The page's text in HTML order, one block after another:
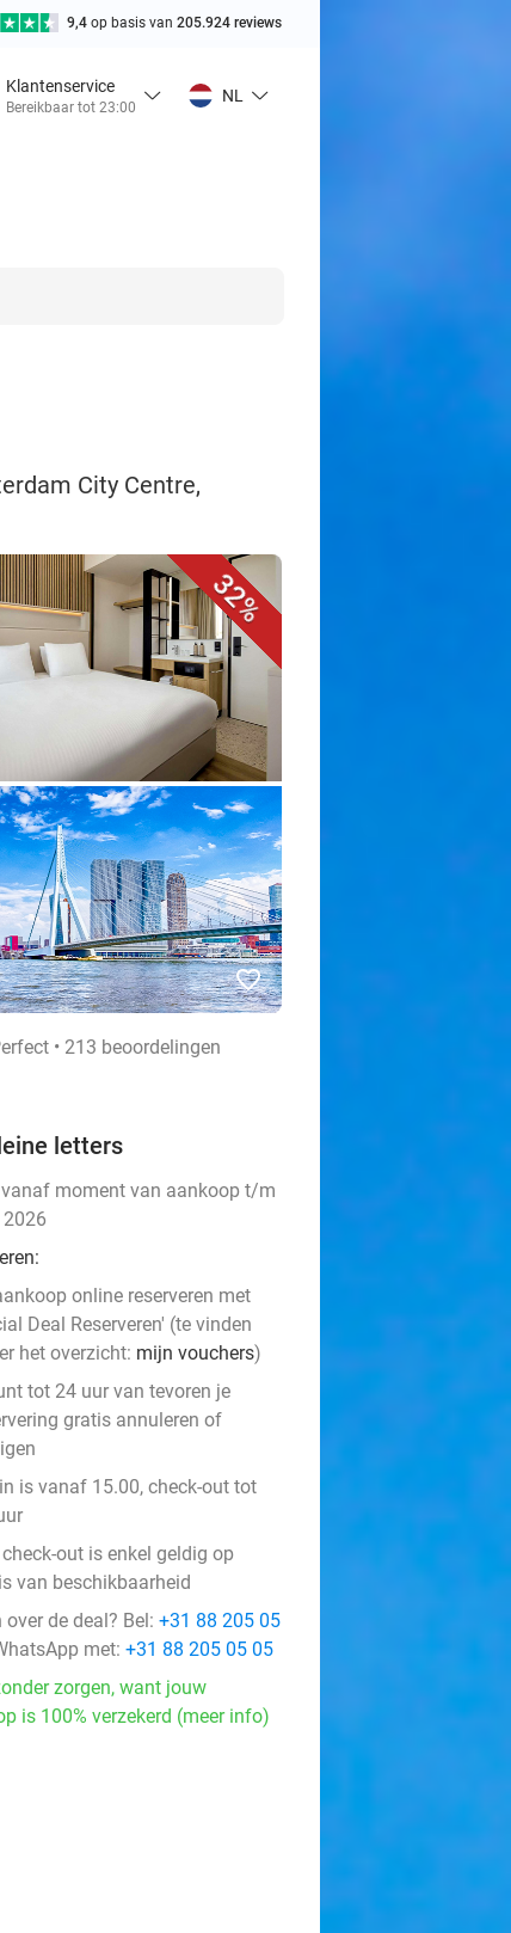
9,4 op basis van 205.924 reviews
Klantenservice
Bereikbaar tot 23:00
NL
City Centre,
32%
favorite_border
• 213 beoordelingen
letters
vanaf moment van aankoop t/m
online reserveren met
Deal Reserveren' (te vinden
het overzicht: mijn vouchers)
tot 24 uur van tevoren je
gratis annuleren of
is vanaf 15.00, check-out tot
out is enkel geldig op
van beschikbaarheid
over de deal? Bel: +31 88 205 05
met: +31 88 205 05 05
zorgen, want jouw
is 100% verzekerd (meer info)